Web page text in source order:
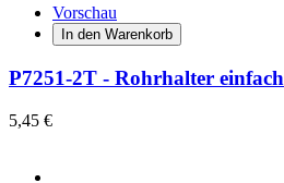
Vorschau
In den Warenkorb
P7251-2T - Rohrhalter einfach
5,45 €